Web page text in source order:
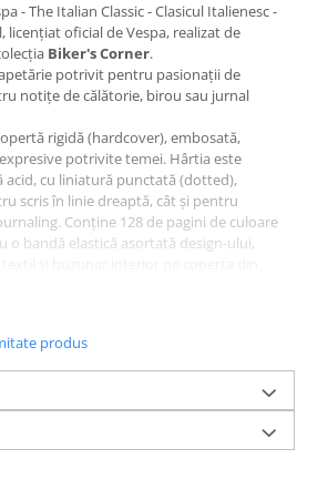
- The Italian Classic - Clasicul Italienesc -
licențiat oficial de Vespa, realizat de
Biker's Corner.
potrivit pentru pasionații de
notițe de călătorie, birou sau jurnal
rigidă (hardcover), embosată,
potrivite temei. Hârtia este
acid, cu liniatură punctată (dotted),
scris în linie dreaptă, cât și pentru
Conține 128 de pagini de culoare
o bandă elastică asortată design-ului,
notițelor sau a documentelor mici.
14,5 x 21 cm). Ambalată individual,
pasionații de Vespa și colecționari.
produs